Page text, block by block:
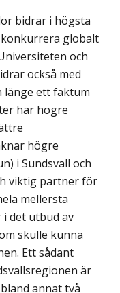
bidrar i högsta
globalt
och
också med
länge ett faktum
har högre
högre
i Sundsvall och
viktig partner för
mellersta
det utbud av
skulle kunna
Ett sådant
är
annat två